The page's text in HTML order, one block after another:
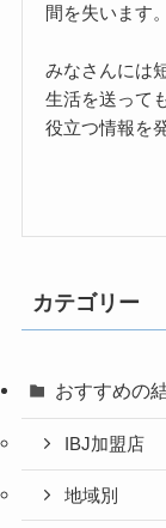
間を失います。
みなさんには
生活を送って
役立つ情報を
カテゴリー
おすすめの
IBJ加盟店
地域別